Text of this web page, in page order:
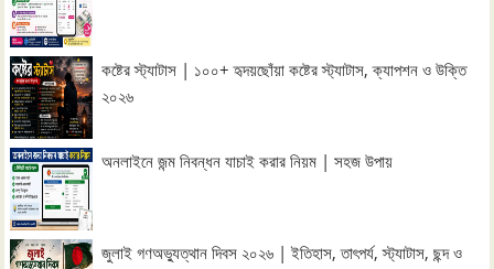
কষ্টের স্ট্যাটাস | ১০০+ হৃদয়ছোঁয়া কষ্টের স্ট্যাটাস, ক্যাপশন ও উক্তি
২০২৬
অনলাইনে জন্ম নিবন্ধন যাচাই করার নিয়ম | সহজ উপায়
জুলাই গণঅভ্যুত্থান দিবস ২০২৬ | ইতিহাস, তাৎপর্য, স্ট্যাটাস, ছন্দ ও